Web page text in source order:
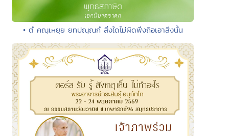
• ตํ คณฺเหยฺย ยทปณฺณกํ สิ่งใดไม่ผิดพึงถือเอาสิ่งนั้น